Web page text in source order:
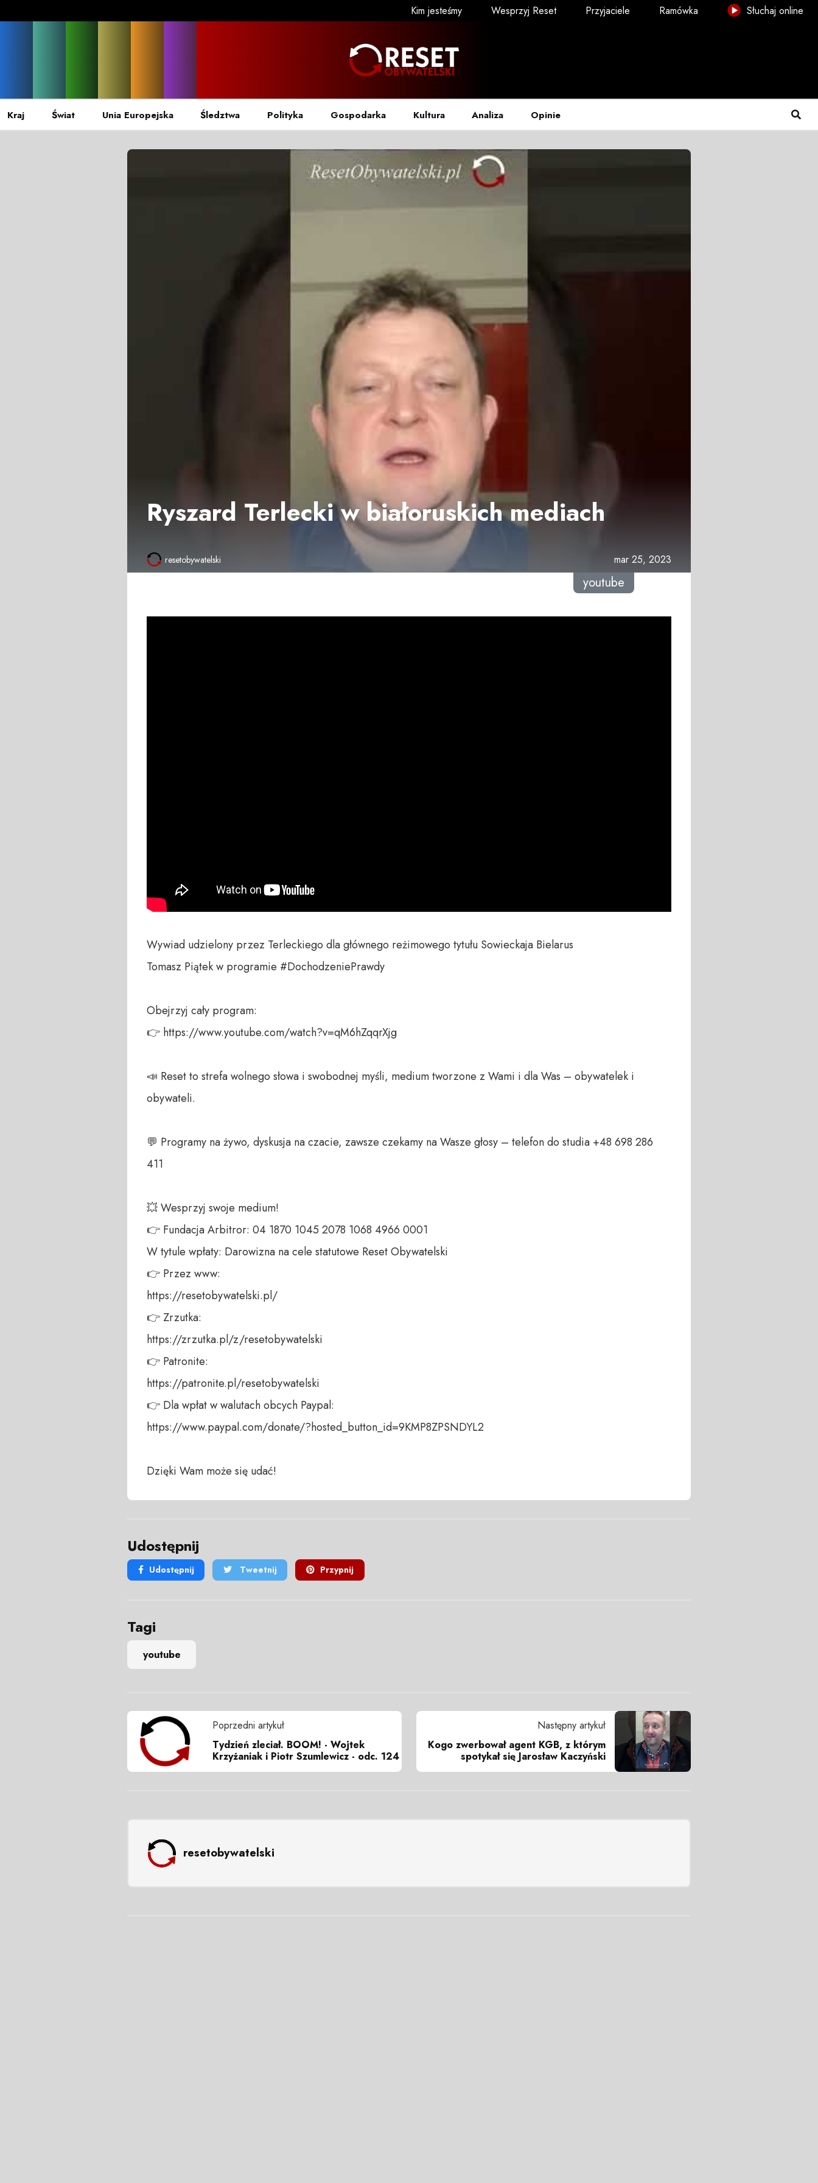
Kim jesteśmy Wesprzyj Reset Przyjaciele Ramówka Słuchaj online
Kraj Świat Unia Europejska Śledztwa Polityka Gospodarka Kultura Analiza Opinie
Ryszard Terlecki w białoruskich mediach
resetobywatelski mar 25, 2023
youtube
Wywiad udzielony przez Terleckiego dla głównego reżimowego tytułu Sowieckaja Bielarus
Tomasz Piątek w programie #DochodzeniePrawdy
Obejrzyj cały program:
👉 https://www.youtube.com/watch?v=qM6hZqqrXjg
📣 Reset to strefa wolnego słowa i swobodnej myśli, medium tworzone z Wami i dla Was – obywatelek i
obywateli.
💬 Programy na żywo, dyskusja na czacie, zawsze czekamy na Wasze głosy – telefon do studia +48 698 286
411
💥 Wesprzyj swoje medium!
👉 Fundacja Arbitror: 04 1870 1045 2078 1068 4966 0001
W tytule wpłaty: Darowizna na cele statutowe Reset Obywatelski
👉 Przez www:
https://resetobywatelski.pl/
👉 Zrzutka:
https://zrzutka.pl/z/resetobywatelski
👉 Patronite:
https://patronite.pl/resetobywatelski
👉 Dla wpłat w walutach obcych Paypal:
https://www.paypal.com/donate/?hosted_button_id=9KMP8ZPSNDYL2
Dzięki Wam może się udać!
Udostępnij
Udostępnij Tweetnij Przypnij
Tagi
youtube
Poprzedni artykuł
Tydzień zleciał. BOOM! - Wojtek
Krzyżaniak i Piotr Szumlewicz - odc. 124
Następny artykuł
Kogo zwerbował agent KGB, z którym
spotykał się Jarosław Kaczyński
resetobywatelski